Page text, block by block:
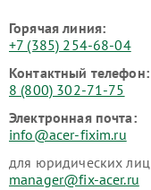
Горячая линия:
+7 (385) 254-68-04
Контактный телефон:
8 (800) 302-71-75
Электронная почта:
info@acer-fixim.ru
для юридических лиц
manager@fix-acer.ru